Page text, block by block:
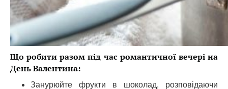
Що робити разом під час романтичної вечері на
День Валентина:
Занурюйте фрукти в шоколад, розповідаючи